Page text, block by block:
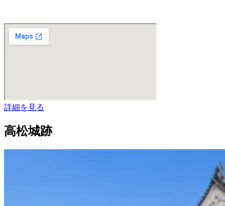
詳細を見る
高松城跡